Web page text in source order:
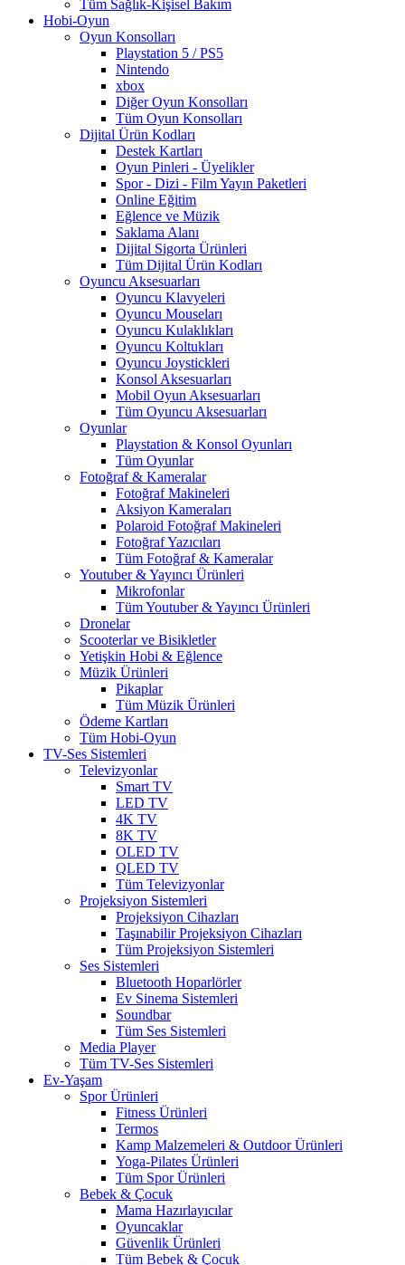
Tüm Sağlık-Kişisel Bakım
Hobi-Oyun
Oyun Konsolları
Playstation 5 / PS5
Nintendo
xbox
Diğer Oyun Konsolları
Tüm Oyun Konsolları
Dijital Ürün Kodları
Destek Kartları
Oyun Pinleri - Üyelikler
Spor - Dizi - Film Yayın Paketleri
Online Eğitim
Eğlence ve Müzik
Saklama Alanı
Dijital Sigorta Ürünleri
Tüm Dijital Ürün Kodları
Oyuncu Aksesuarları
Oyuncu Klavyeleri
Oyuncu Mouseları
Oyuncu Kulaklıkları
Oyuncu Koltukları
Oyuncu Joystickleri
Konsol Aksesuarları
Mobil Oyun Aksesuarları
Tüm Oyuncu Aksesuarları
Oyunlar
Playstation & Konsol Oyunları
Tüm Oyunlar
Fotoğraf & Kameralar
Fotoğraf Makineleri
Aksiyon Kameraları
Polaroid Fotoğraf Makineleri
Fotoğraf Yazıcıları
Tüm Fotoğraf & Kameralar
Youtuber & Yayıncı Ürünleri
Mikrofonlar
Tüm Youtuber & Yayıncı Ürünleri
Dronelar
Scooterlar ve Bisikletler
Yetişkin Hobi & Eğlence
Müzik Ürünleri
Pikaplar
Tüm Müzik Ürünleri
Ödeme Kartları
Tüm Hobi-Oyun
TV-Ses Sistemleri
Televizyonlar
Smart TV
LED TV
4K TV
8K TV
OLED TV
QLED TV
Tüm Televizyonlar
Projeksiyon Sistemleri
Projeksiyon Cihazları
Taşınabilir Projeksiyon Cihazları
Tüm Projeksiyon Sistemleri
Ses Sistemleri
Bluetooth Hoparlörler
Ev Sinema Sistemleri
Soundbar
Tüm Ses Sistemleri
Media Player
Tüm TV-Ses Sistemleri
Ev-Yaşam
Spor Ürünleri
Fitness Ürünleri
Termos
Kamp Malzemeleri & Outdoor Ürünleri
Yoga-Pilates Ürünleri
Tüm Spor Ürünleri
Bebek & Çocuk
Mama Hazırlayıcılar
Oyuncaklar
Güvenlik Ürünleri
Tüm Bebek & Çocuk